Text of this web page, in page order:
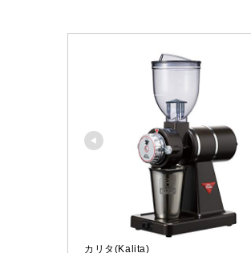
カリタ(Kalita)